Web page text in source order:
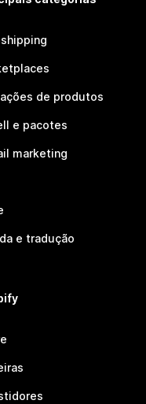
de produtos
e pacotes
marketing
e tradução